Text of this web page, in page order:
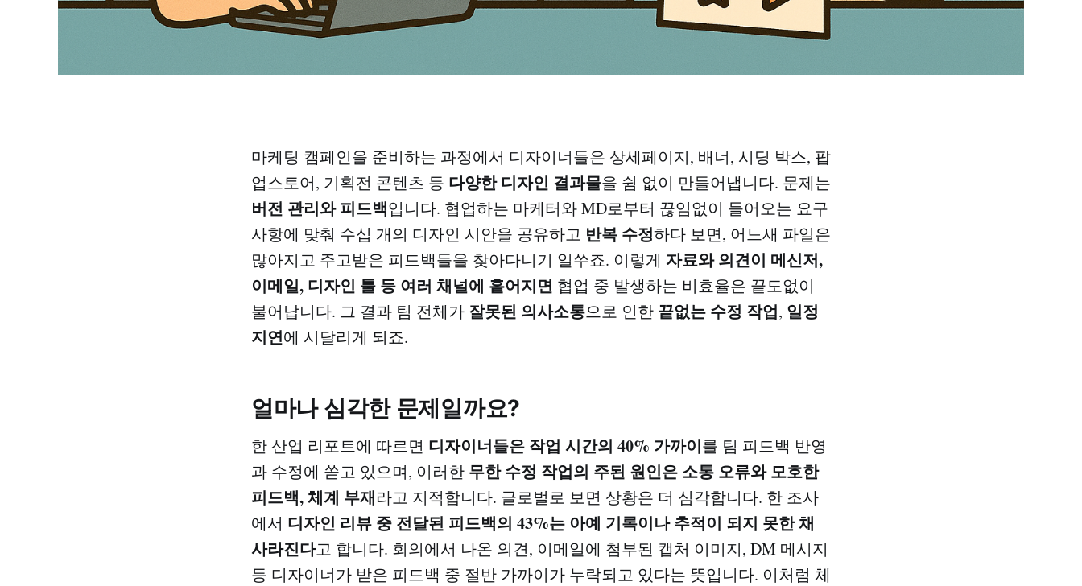
마케팅 캠페인을 준비하는 과정에서 디자이너들은 상세페이지, 배너, 시딩 박스, 팝
업스토어, 기획전 콘텐츠 등 다양한 디자인 결과물을 쉼 없이 만들어냅니다. 문제는
버전 관리와 피드백입니다. 협업하는 마케터와 MD로부터 끊임없이 들어오는 요구
사항에 맞춰 수십 개의 디자인 시안을 공유하고 반복 수정하다 보면, 어느새 파일은
많아지고 주고받은 피드백들을 찾아다니기 일쑤죠. 이렇게 자료와 의견이 메신저,
이메일, 디자인 툴 등 여러 채널에 흩어지면 협업 중 발생하는 비효율은 끝도없이
불어납니다. 그 결과 팀 전체가 잘못된 의사소통으로 인한 끝없는 수정 작업, 일정
지연에 시달리게 되죠.
얼마나 심각한 문제일까요?
한 산업 리포트에 따르면 디자이너들은 작업 시간의 40% 가까이를 팀 피드백 반영
과 수정에 쏟고 있으며, 이러한 무한 수정 작업의 주된 원인은 소통 오류와 모호한
피드백, 체계 부재라고 지적합니다. 글로벌로 보면 상황은 더 심각합니다. 한 조사
에서 디자인 리뷰 중 전달된 피드백의 43%는 아예 기록이나 추적이 되지 못한 채
사라진다고 합니다. 회의에서 나온 의견, 이메일에 첨부된 캡처 이미지, DM 메시지
등 디자이너가 받은 피드백 중 절반 가까이가 누락되고 있다는 뜻입니다. 이처럼 체